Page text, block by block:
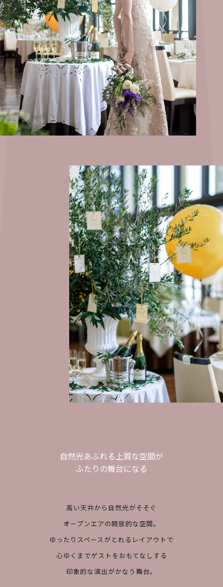
自然光あふれる上質な空間が
ふたりの舞台になる
高い天井から自然光がそそぐ
オープンエアの開放的な空間。
ゆったりスペースがとれるレイアウトで
心ゆくまでゲストをおもてなしする
印象的な演出がかなう舞台。